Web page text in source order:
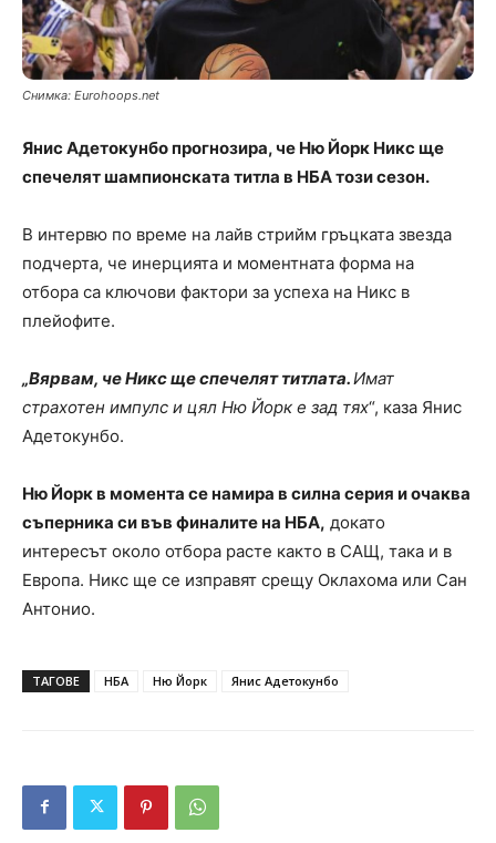
Снимка: Eurohoops.net
Янис Адетокунбо прогнозира, че Ню Йорк Никс ще
спечелят шампионската титла в НБА този сезон.
В интервю по време на лайв стрийм гръцката звезда
подчерта, че инерцията и моментната форма на
отбора са ключови фактори за успеха на Никс в
плейофите.
„Вярвам, че Никс ще спечелят титлата.Имат
страхотен импулс и цял Ню Йорк е зад тях“, каза Янис
Адетокунбо.
Ню Йорк в момента се намира в силна серия и очаква
съперника си във финалите на НБА, докато
интересът около отбора расте както в САЩ, така и в
Европа. Никс ще се изправят срещу Оклахома или Сан
Антонио.
ТАГОВЕ НБА Ню Йорк Янис Адетокунбо